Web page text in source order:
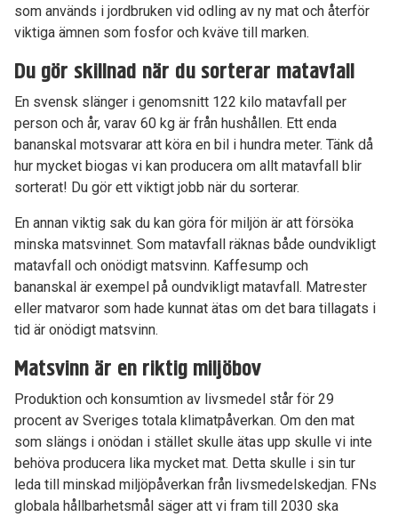
som används i jordbruken vid odling av ny mat och återför
viktiga ämnen som fosfor och kväve till marken.
Du gör skillnad när du sorterar matavfall
En svensk slänger i genomsnitt 122 kilo matavfall per
person och år, varav 60 kg är från hushållen. Ett enda
bananskal motsvarar att köra en bil i hundra meter. Tänk då
hur mycket biogas vi kan producera om allt matavfall blir
sorterat! Du gör ett viktigt jobb när du sorterar.
En annan viktig sak du kan göra för miljön är att försöka
minska matsvinnet. Som matavfall räknas både oundvikligt
matavfall och onödigt matsvinn. Kaffesump och
bananskal är exempel på oundvikligt matavfall. Matrester
eller matvaror som hade kunnat ätas om det bara tillagats i
tid är onödigt matsvinn.
Matsvinn är en riktig miljöbov
Produktion och konsumtion av livsmedel står för 29
procent av Sveriges totala klimatpåverkan. Om den mat
som slängs i onödan i stället skulle ätas upp skulle vi inte
behöva producera lika mycket mat. Detta skulle i sin tur
leda till minskad miljöpåverkan från livsmedelskedjan. FNs
globala hållbarhetsmål säger att vi fram till 2030 ska